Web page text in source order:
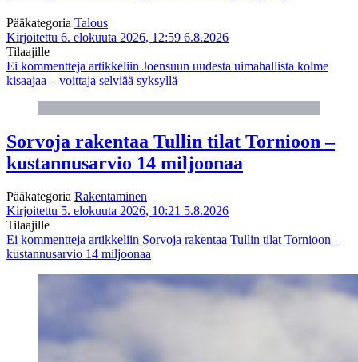
Pääkategoria Talous
Kirjoitettu 6. elokuuta 2026, 12:59 6.8.2026
Tilaajille
Ei kommentteja artikkeliin Joensuun uudesta uimahallista kolme
kisaajaa – voittaja selviää syksyllä
Sorvoja rakentaa Tullin tilat Tornioon –
kustannusarvio 14 miljoonaa
Pääkategoria Rakentaminen
Kirjoitettu 5. elokuuta 2026, 10:21 5.8.2026
Tilaajille
Ei kommentteja artikkeliin Sorvoja rakentaa Tullin tilat Tornioon –
kustannusarvio 14 miljoonaa